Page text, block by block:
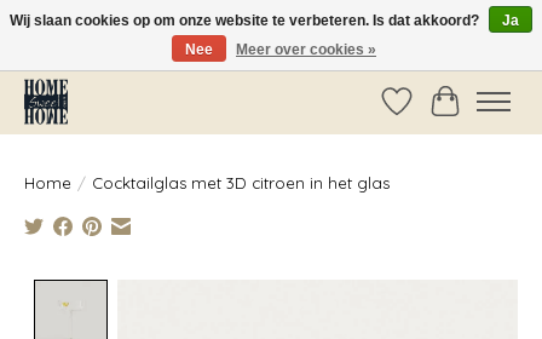
Vóór 14:00 besteld, dezelfde dag verzonden!
Verlanglijst
Home / Cocktailglas met 3D citroen in het glas
Wij slaan cookies op om onze website te verbeteren. Is dat akkoord?
Ja
Nee
Meer over cookies »